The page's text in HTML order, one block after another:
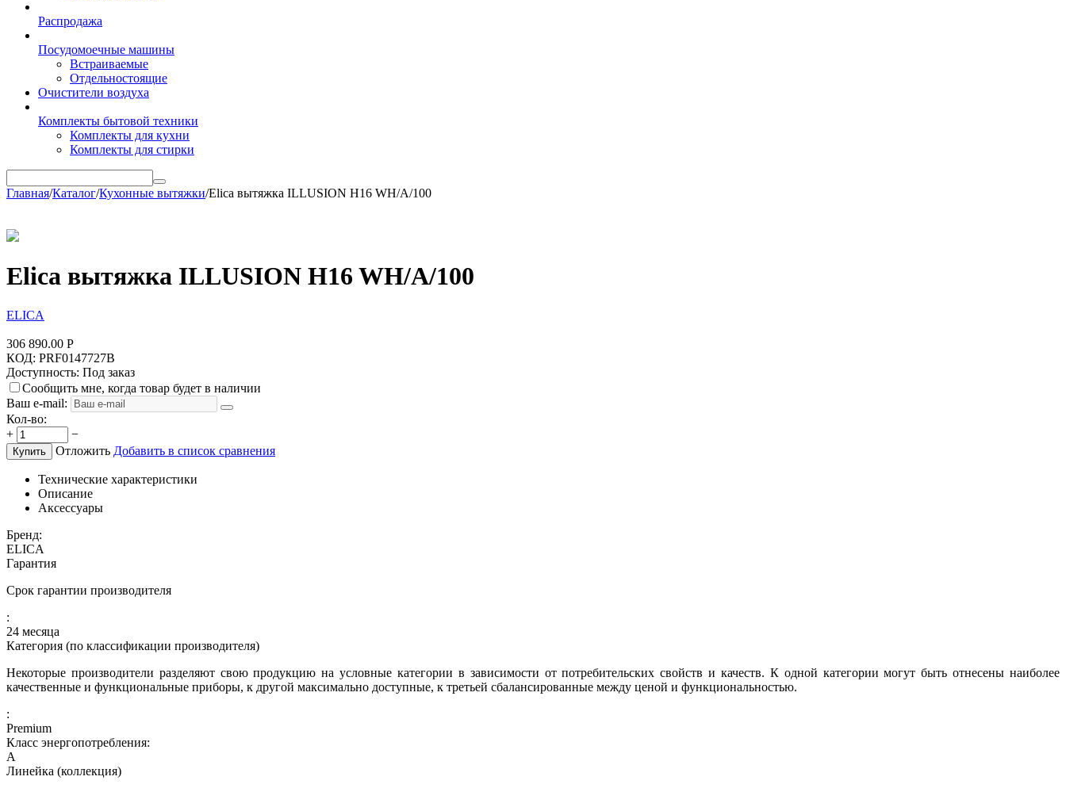
Распродажа
Посудомоечные машины
Встраиваемые
Отдельностоящие
Очистители воздуха
Комплекты бытовой техники
Комплекты для кухни
Комплекты для стирки
Главная/Каталог/Кухонные вытяжки/Elica вытяжка ILLUSION H16 WH/A/100
Elica вытяжка ILLUSION H16 WH/A/100
ELICA
306 890.00 Р
КОД: PRF0147727B
Доступность: Под заказ
Сообщить мне, когда товар будет в наличии
Ваш e-mail:
Кол-во:
+
−
Купить Отложить Добавить в список сравнения
Технические характеристики
Описание
Аксессуары
Бренд:
ELICA
Гарантия
Срок гарантии производителя
:
24 месяца
Категория (по классификации производителя)
Некоторые производители разделяют свою продукцию на условные категории в зависимости от потребительских свойств и качеств. К одной категории могут быть отнесены наиболее
качественные и функциональные приборы, к другой максимально доступные, к третьей сбалансированные между ценой и функциональностью.
:
Premium
Класс энергопотребления:
A
Линейка (коллекция)